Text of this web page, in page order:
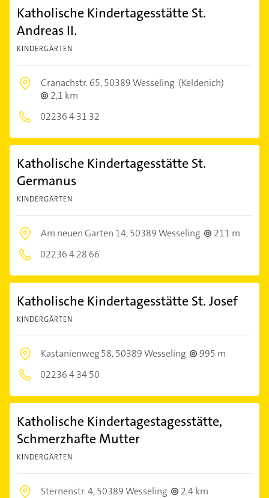
Katholische Kindertagesstätte St.
Andreas II.
KINDERGÄRTEN
Cranachstr. 65,50389 Wesseling (Keldenich)
2,1 km
02236 4 31 32
Katholische Kindertagesstätte St.
Germanus
KINDERGÄRTEN
Am neuen Garten 14,50389 Wesseling
211 m
02236 4 28 66
Katholische Kindertagesstätte St. Josef
KINDERGÄRTEN
Kastanienweg 58,50389 Wesseling
995 m
02236 4 34 50
Katholische Kindertagestagesstätte,
Schmerzhafte Mutter
KINDERGÄRTEN
Sternenstr. 4,50389 Wesseling
2,4 km